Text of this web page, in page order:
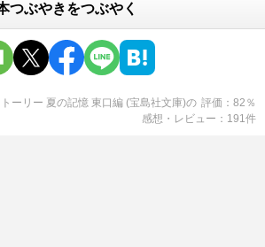
つぶやきをつぶやく
ーリー 夏の記憶 東口編 (宝島社文庫)の 評価 82 ％
感想・レビュー
191件